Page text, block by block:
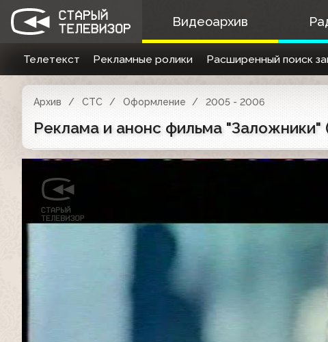
Видеоархив
Телетекст Рекламные ролики Расширенный поиск
Архив СТС Оформление 2005 - 2006
Реклама и анонс фильма